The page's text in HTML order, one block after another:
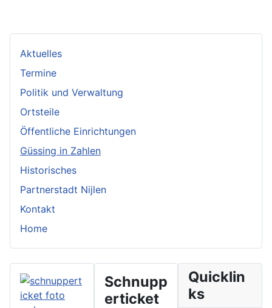
Aktuelles
Termine
Politik und Verwaltung
Ortsteile
Öffentliche Einrichtungen
Güssing in Zahlen
Historisches
Partnerstadt Nijlen
Kontakt
Home
Schnupp
erticket
Quicklin
ks